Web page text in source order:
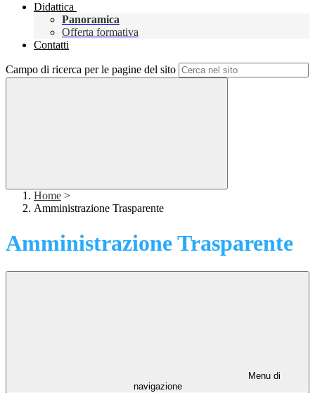
Didattica
Panoramica
Offerta formativa
Contatti
Campo di ricerca per le pagine del sito
Home >
Amministrazione Trasparente
Amministrazione Trasparente
Menu di
navigazione